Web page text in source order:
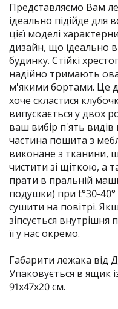
Представляємо Вам
ідеально підійде для
цієї моделі
дизайн, що ідеально
будинку. Стійкі
надійно тримають
м'якими бортами. Це
хоче скластися
випускається у двох
ваш вибір п'ять видів
частина пошита з
виконане з тканини,
чистити зі щіткою, а
прати в пральній
подушки) при t°30-
сушити на повітрі.
зіпсується
її у нас окремо.
Габарити лежака від
Упаковується в ящик
91х47х20 см.